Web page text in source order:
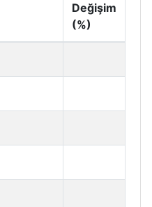
Değişim
(%)